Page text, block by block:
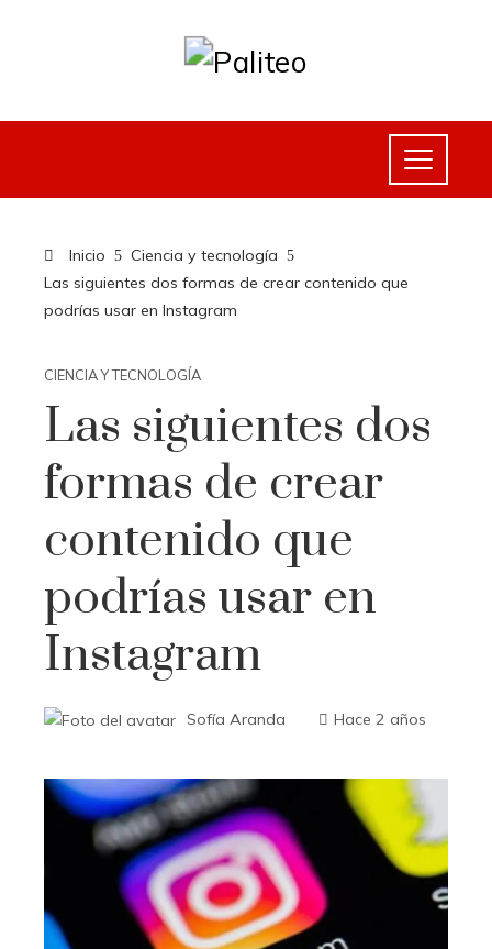
Inicio
Ciencia y tecnología
Las siguientes dos formas de crear contenido que
podrías usar en Instagram
CIENCIA Y TECNOLOGÍA
Las siguientes dos
formas de crear
contenido que
podrías usar en
Instagram
Sofía Aranda Hace 2 años